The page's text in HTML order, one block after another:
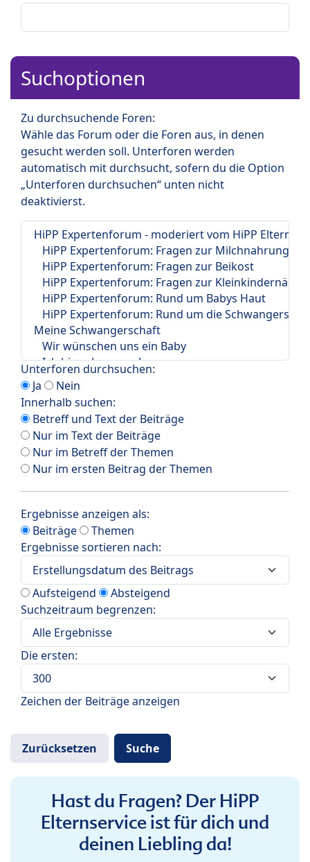
Suchoptionen
Zu durchsuchende Foren:
Wähle das Forum oder die Foren aus, in denen
gesucht werden soll. Unterforen werden
automatisch mit durchsucht, sofern du die Option
„Unterforen durchsuchen“ unten nicht
deaktivierst.
Unterforen durchsuchen:
Ja
Nein
Innerhalb suchen:
Betreff und Text der Beiträge
Nur im Text der Beiträge
Nur im Betreff der Themen
Nur im ersten Beitrag der Themen
Ergebnisse anzeigen als:
Beiträge
Themen
Ergebnisse sortieren nach:
Aufsteigend
Absteigend
Suchzeitraum begrenzen:
Die ersten:
Zeichen der Beiträge anzeigen
Hast du Fragen? Der HiPP
Elternservice ist für dich und
deinen Liebling da!